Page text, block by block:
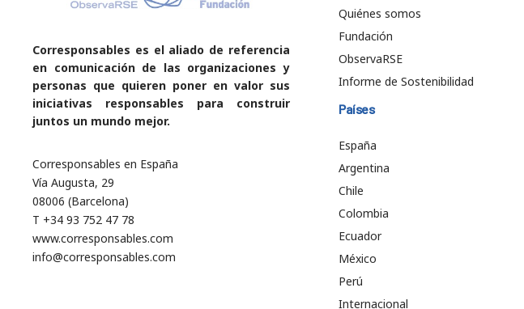
Corresponsables es el aliado de referencia
en comunicación de las organizaciones y
personas que quieren poner en valor sus
iniciativas responsables para construir
juntos un mundo mejor.
Corresponsables en España
Vía Augusta, 29
08006 (Barcelona)
T +34 93 752 47 78
www.corresponsables.com
info@corresponsables.com
Quiénes somos
Fundación
ObservaRSE
Informe de Sostenibilidad
Países
España
Argentina
Chile
Colombia
Ecuador
México
Perú
Internacional